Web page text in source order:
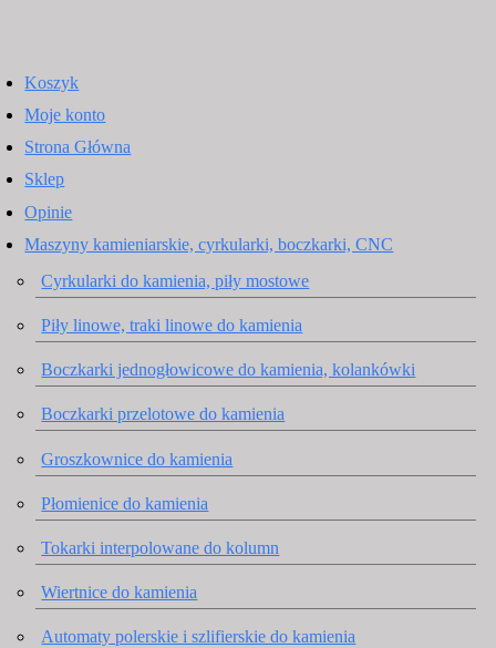
Koszyk
Moje konto
Strona Główna
Sklep
Opinie
Maszyny kamieniarskie, cyrkularki, boczkarki, CNC
Cyrkularki do kamienia, piły mostowe
Piły linowe, traki linowe do kamienia
Boczkarki jednogłowicowe do kamienia, kolankówki
Boczkarki przelotowe do kamienia
Groszkownice do kamienia
Płomienice do kamienia
Tokarki interpolowane do kolumn
Wiertnice do kamienia
Automaty polerskie i szlifierskie do kamienia